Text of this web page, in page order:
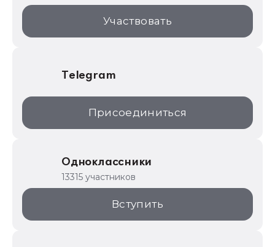
1С:Торговая площадка
Участвовать
Telegram
Присоединиться
Одноклассники
13315 участников
Вступить